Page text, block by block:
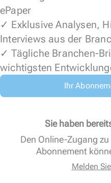
ePaper
✓ Exklusive Analysen,
Interviews aus der
✓ Tägliche Branchen-
wichtigsten
Ihr
Sie haben
Den Online-Zugang
Abonnement
Melden